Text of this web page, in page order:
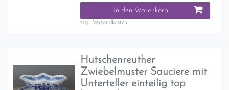
In den Warenkorb
zzgl. Versandkosten
Hutschenreuther
Zwiebelmuster Sauciere mit
Unterteller einteilig top